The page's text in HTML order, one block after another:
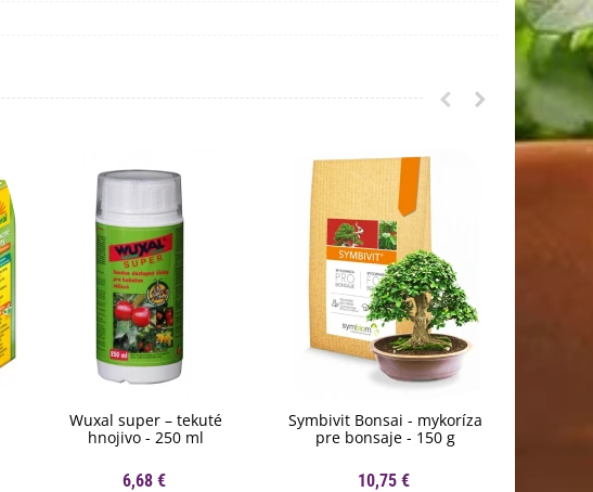
Wuxal super – tekuté
hnojivo - 250 ml
6,68 €
Symbivit Bonsai - mykoríza
pre bonsaje - 150 g
10,75 €